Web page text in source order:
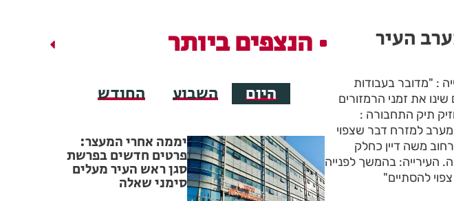
העיר
: "מדובר בעבודות
את זמני הרמזורים
תיק התחבורה :
למזרח דבר שצפוי
משה דיין כחלק
העירייה: בהמשך לפנייה
להסתיים"
הנצפים ביותר
היום השבוע החודש
יממה אחרי המעצר:
פרטים חדשים בפרשת
סגן ראש העיר מעלים
סימני שאלה